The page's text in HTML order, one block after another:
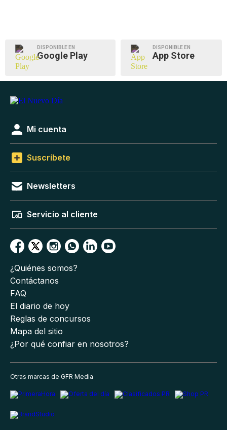
DISPONIBLE EN
Google Play
DISPONIBLE EN
App Store
Mi cuenta
Suscríbete
Newsletters
Servicio al cliente
¿Quiénes somos?
Contáctanos
FAQ
El diario de hoy
Reglas de concursos
Mapa del sitio
¿Por qué confiar en nosotros?
Otras marcas de GFR Media